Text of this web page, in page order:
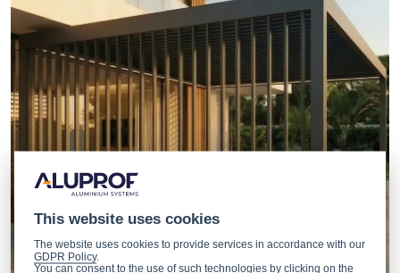
This website uses cookies
The website uses cookies to provide services in accordance with our
GDPR Policy.
You can consent to the use of such technologies by clicking on the